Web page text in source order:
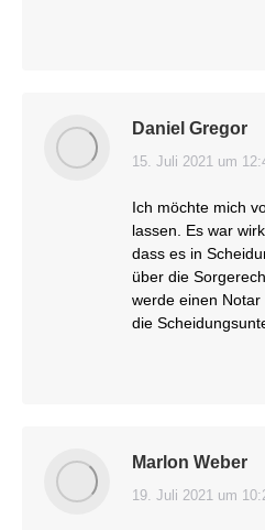
Daniel Gregor
sagt:
15. Juli 2021 um
Ich möchte mich
lassen. Es war
dass es in
über die
werde einen
die
Marlon Weber
sagt:
19. Juli 2021 um